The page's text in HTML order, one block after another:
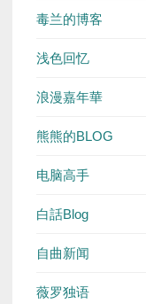
毒兰的博客
浅色回忆
浪漫嘉年華
熊熊的BLOG
电脑高手
白話Blog
自曲新闻
薇罗独语